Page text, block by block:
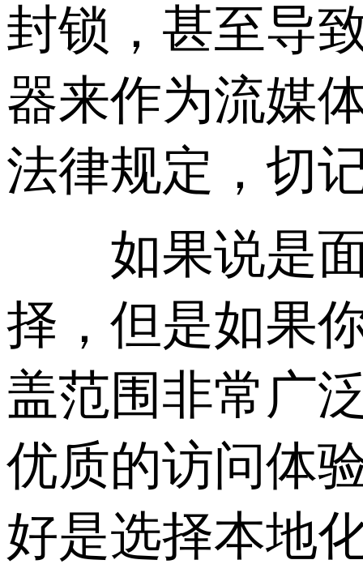
封锁，甚至导
器来作为流媒
法律规定，切
如果说是面
择，但是如果
盖范围非常广
优质的访问体
好是选择本地